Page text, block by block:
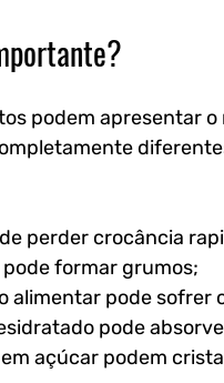
podem apresentar
perder crocância
formar grumos;
alimentar pode sofrer
pode
açúcar podem